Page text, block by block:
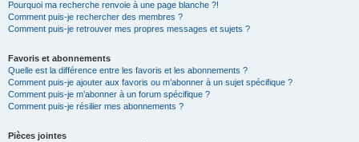
Pourquoi ma recherche renvoie à une page blanche ?!
Comment puis-je rechercher des membres ?
Comment puis-je retrouver mes propres messages et sujets ?
Favoris et abonnements
Quelle est la différence entre les favoris et les abonnements ?
Comment puis-je ajouter aux favoris ou m’abonner à un sujet spécifique ?
Comment puis-je m’abonner à un forum spécifique ?
Comment puis-je résilier mes abonnements ?
Pièces jointes